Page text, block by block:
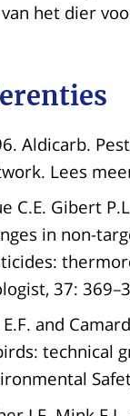
het dier
Aldicarb.
Lees
C.E. Gibert
in non-
37:
and
technical